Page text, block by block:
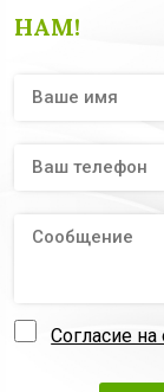
НАМ!
Согласие